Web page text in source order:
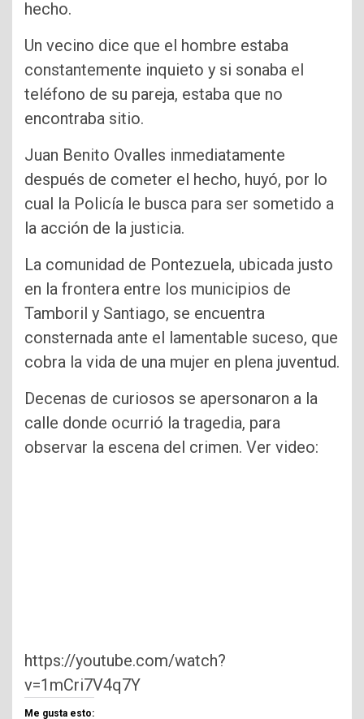
hecho.
Un vecino dice que el hombre estaba
constantemente inquieto y si sonaba el
teléfono de su pareja, estaba que no
encontraba sitio.
Juan Benito Ovalles inmediatamente
después de cometer el hecho, huyó, por lo
cual la Policía le busca para ser sometido a
la acción de la justicia.
La comunidad de Pontezuela, ubicada justo
en la frontera entre los municipios de
Tamboril y Santiago, se encuentra
consternada ante el lamentable suceso, que
cobra la vida de una mujer en plena juventud.
Decenas de curiosos se apersonaron a la
calle donde ocurrió la tragedia, para
observar la escena del crimen. Ver video:
https://youtube.com/watch?
v=1mCri7V4q7Y
Me gusta esto: